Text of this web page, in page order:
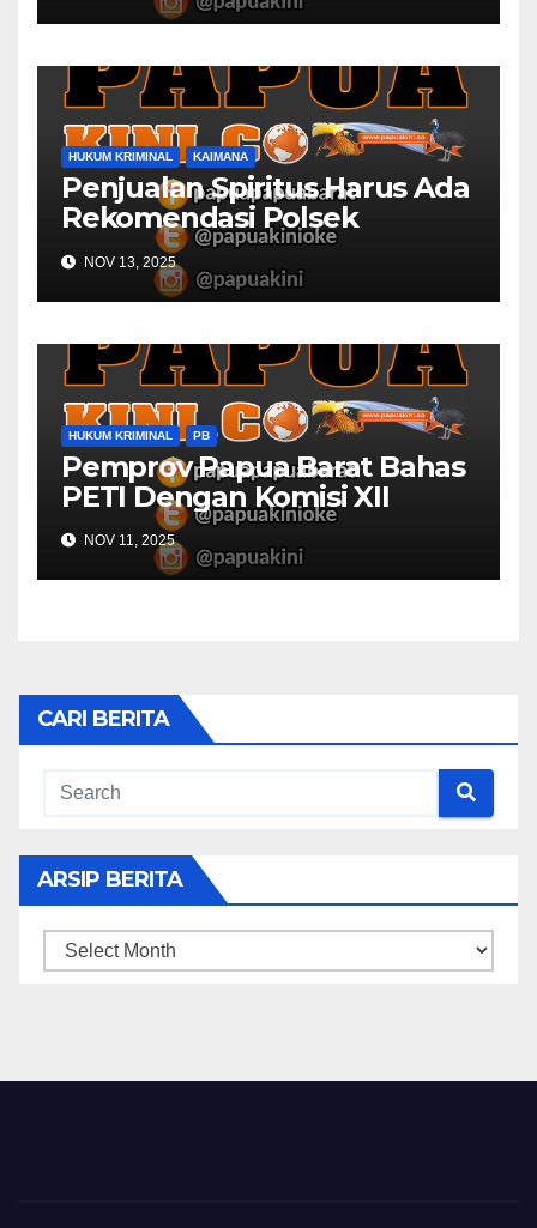
HUKUM KRIMINAL KAIMANA
Penjualan Spiritus Harus Ada
Rekomendasi Polsek
Kaimana
NOV 13, 2025
HUKUM KRIMINAL PB
Pemprov Papua Barat Bahas
PETI Dengan Komisi XII
NOV 11, 2025
CARI BERITA
ARSIP BERITA
ARSIP